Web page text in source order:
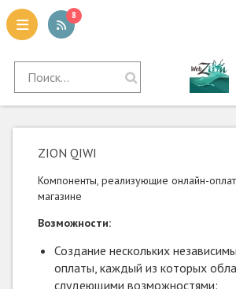
8
ZION QIWI
Компоненты, реализующие онлайн-
магазине
Возможности:
Создание нескольких
оплаты, каждый из которых
слудеющими возможностями: